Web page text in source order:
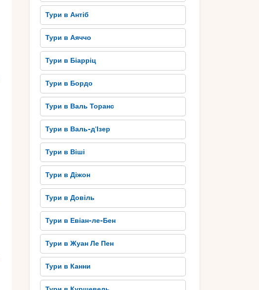
Тури в Антіб
Тури в Аяччо
Тури в Біарріц
Тури в Бордо
Тури в Валь Торанс
Тури в Валь-д'Ізер
Тури в Віші
Тури в Діжон
Тури в Довіль
Тури в Евіан-ле-Бен
Тури в Жуан Ле Пен
Тури в Канни